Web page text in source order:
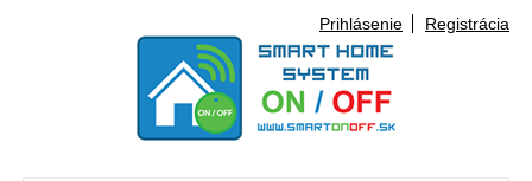
Prihlásenie Registrácia